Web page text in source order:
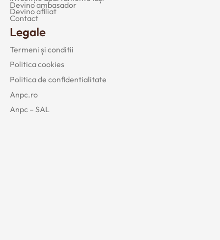
Devino ambasador
Devino afiliat
Contact
Legale
Termeni și conditii
Politica cookies
Politica de confidentialitate
Anpc.ro
Anpc – SAL